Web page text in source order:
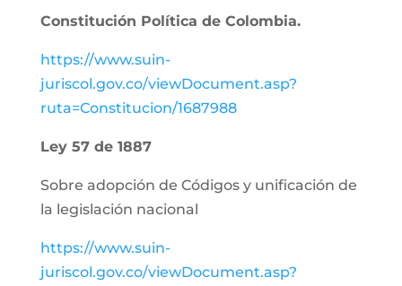
Constitución Política de Colombia.
https://www.suin-
juriscol.gov.co/viewDocument.asp?
ruta=Constitucion/1687988
Ley 57 de 1887
Sobre adopción de Códigos y unificación de
la legislación nacional
https://www.suin-
juriscol.gov.co/viewDocument.asp?